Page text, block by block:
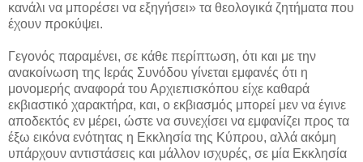
κανάλι να μπορέσει να εξηγήσει» τα θεολογικά ζητήματα που
έχουν προκύψει.
Γεγονός παραμένει, σε κάθε περίπτωση, ότι και με την
ανακοίνωση της Ιεράς Συνόδου γίνεται εμφανές ότι η
μονομερής αναφορά του Αρχιεπισκόπου είχε καθαρά
εκβιαστικό χαρακτήρα, και, ο εκβιασμός μπορεί μεν να έγινε
αποδεκτός εν μέρει, ώστε να συνεχίσει να εμφανίζει προς τα
έξω εικόνα ενότητας η Εκκλησία της Κύπρου, αλλά ακόμη
υπάρχουν αντιστάσεις και μάλλον ισχυρές, σε μία Εκκλησία